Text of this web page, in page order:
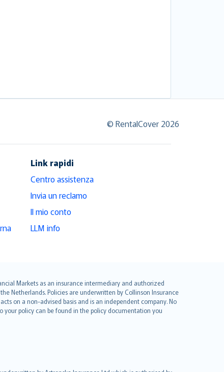
© RentalCover 2026
Link rapidi
Centro assistenza
Invia un reclamo
Il mio conto
LLM info
Markets as an insurance intermediary and authorized
Netherlands. Policies are underwritten by Collinson Insurance
on a non-advised basis and is an independent company. No
your policy can be found in the policy documentation you